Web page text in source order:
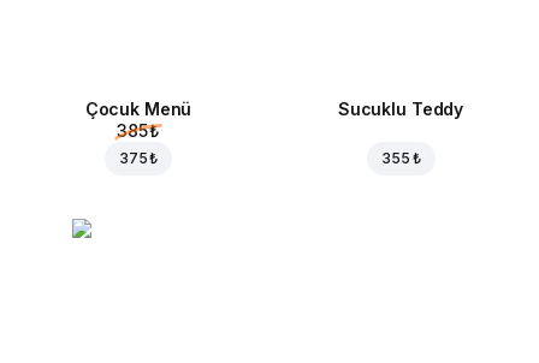
Çocuk Menü
385 ₺
375 ₺
Sucuklu Teddy
355 ₺